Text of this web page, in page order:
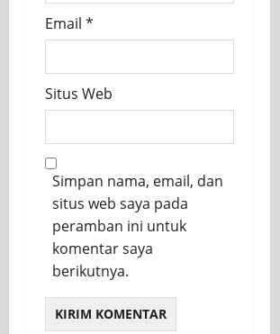
Email *
Situs Web
Simpan nama, email, dan
situs web saya pada
peramban ini untuk
komentar saya
berikutnya.